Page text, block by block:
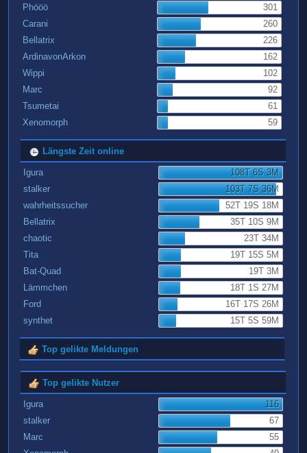
Phööö
301
Carani
260
Bellatrix
226
ArdinavonArkon
162
Wippi
102
Marc
92
Tsumetai
61
Xenomorph
59
Längste Zeit online
Igura
108T 6S 3M
stalker
103T 7S 36M
wahrheitssucher
52T 19S 18M
Bellatrix
35T 10S 9M
chaotic
23T 34M
Tita
19T 15S 5M
Bat-Quad
19T 3M
Lämmchen
18T 1S 27M
Ford
16T 17S 26M
synthet
15T 5S 59M
Top gelikte Meldungen
Top gelikte Nutzer
Igura
116
stalker
67
Marc
55